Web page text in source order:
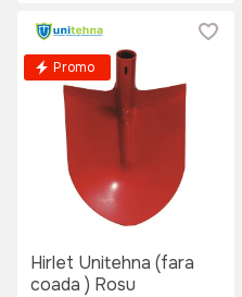
Promo
Hirlet Unitehna (fara
coada ) Rosu